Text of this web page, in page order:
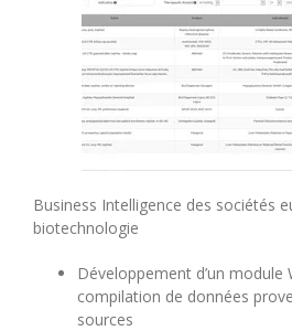
Business Intelligence des sociétés
biotechnologie
Développement d’un module
compilation de données
sources